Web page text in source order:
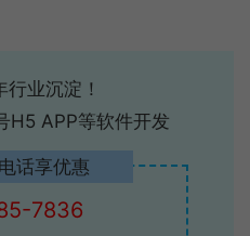
业沉淀！
H5 APP等软件开发
话享优惠
7836